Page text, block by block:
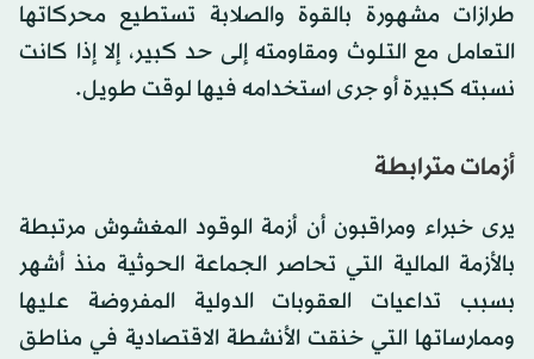
طرازات مشهورة بالقوة والصلابة تستطيع محركاتها
التعامل مع التلوث ومقاومته إلى حد كبير، إلا إذا كانت
نسبته كبيرة أو جرى استخدامه فيها لوقت طويل.
أزمات مترابطة
يرى خبراء ومراقبون أن أزمة الوقود المغشوش مرتبطة
بالأزمة المالية التي تحاصر الجماعة الحوثية منذ أشهر
بسبب تداعيات العقوبات الدولية المفروضة عليها
وممارساتها التي خنقت الأنشطة الاقتصادية في مناطق